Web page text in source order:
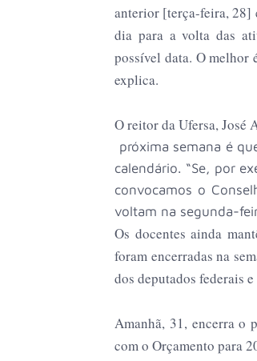
anterior [terça-feira, 28]
dia para a volta das
possível data. O melhor
explica.
O reitor da Ufersa, José
próxima semana é
calendário. “Se, por
convocamos o
voltam na segunda-
Os docentes ainda
foram encerradas na
dos deputados federais
Amanhã, 31, encerra o
com o Orçamento para